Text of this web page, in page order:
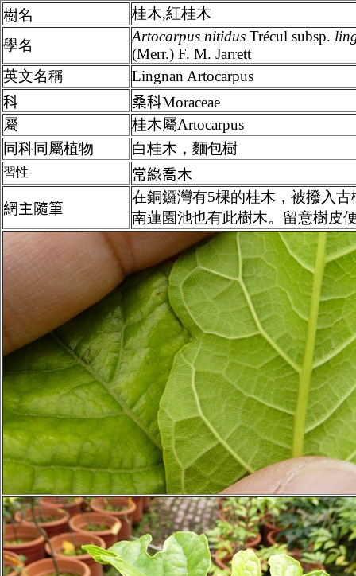
樹名
桂木,紅桂木
學名
Artocarpus nitidus Trécul subsp.
(Merr.) F. M. Jarrett
英文名稱
Lingnan Artocarpus
科
桑科Moraceae
屬
桂木屬Artocarpus
同科同屬植物
白桂木，麵包樹
習性 常綠喬木
網主隨筆
在銅鑼灣有5棵的桂木，被撥入
南蓮園池也有此樹木。留意樹皮